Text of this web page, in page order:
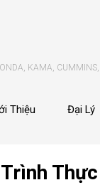
KAMA,
Thiệu Đại Lý
Thực